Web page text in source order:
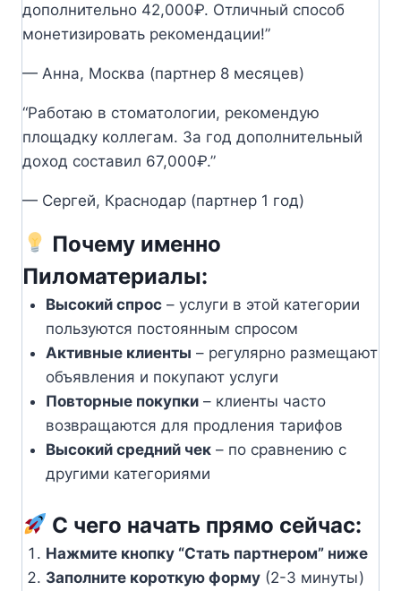
дополнительно 42,000₽. Отличный способ
монетизировать рекомендации!”
— Анна, Москва (партнер 8 месяцев)
“Работаю в стоматологии, рекомендую
площадку коллегам. За год дополнительный
доход составил 67,000₽.”
— Сергей, Краснодар (партнер 1 год)
Почему именно
Пиломатериалы:
Высокий спрос– услуги в этой категории
пользуются постоянным спросом
Активные клиенты – регулярно размещают
объявления и покупают услуги
Повторные покупки– клиенты часто
возвращаются для продления тарифов
Высокий средний чек– по сравнению с
другими категориями
С чего начать прямо сейчас:
Нажмите кнопку “Стать партнером” ниже
Заполните короткую форму(2-3 минуты)